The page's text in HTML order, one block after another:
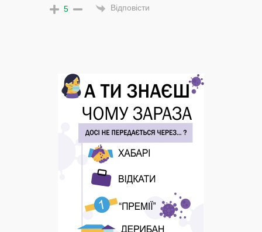
5 Відповісти